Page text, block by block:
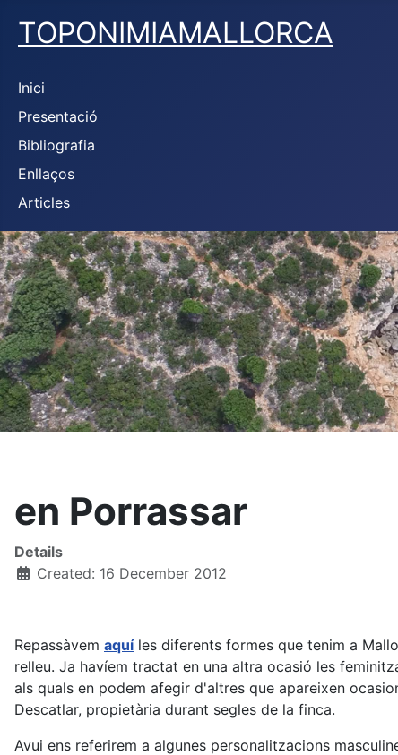
TOPONIMIAMALLORCA
Inici
Presentació
Bibliografia
Enllaços
Articles
en Porrassar
Details
Created: 16 December 2012
Repassàvem aquíles diferents formes que tenim a
relleu. Ja havíem tractat en una altra ocasió les
als quals en podem afegir d'altres que apareixen
Descatlar, propietària durant segles de la finca.
Avui ens referirem a algunes personalitzacions